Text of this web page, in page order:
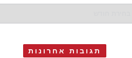
תגובות אחרונות